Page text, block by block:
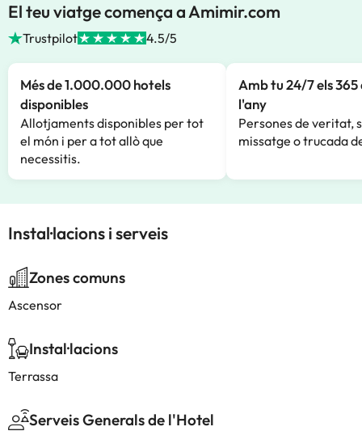
El teu viatge comença a Amimir.com
Trustpilot 4.5/5
Més de 1.000.000 hotels
disponibles
Allotjaments disponibles per tot
el món i per a tot allò que
necessitis.
Amb tu 24/7 els 365
l'any
Persones de veritat,
missatge o trucada
Instal·lacions i serveis
Zones comuns
Ascensor
Instal·lacions
Terrassa
Serveis Generals de l'Hotel